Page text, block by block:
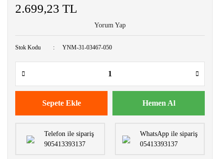
2.699,23 TL
Yorum Yap
Stok Kodu YNM-31-03467-050
Sepete Ekle Hemen Al
Telefon ile sipariş
905413393137
WhatsApp ile sipariş
05413393137